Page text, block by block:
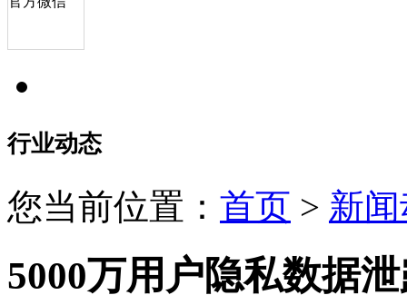
行业动态
您当前位置： 首页 > 新
5000万用户隐私数据